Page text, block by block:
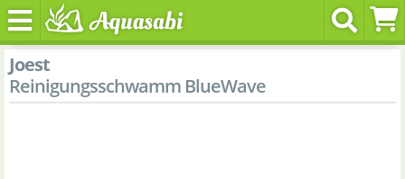
Joest
Reinigungsschwamm BlueWave